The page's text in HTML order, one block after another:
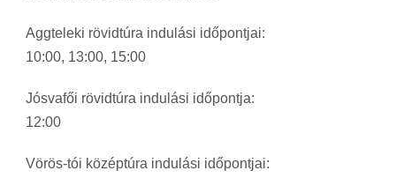
Aggteleki rövidtúra indulási időpontjai:
10:00, 13:00, 15:00
Jósvafői rövidtúra indulási időpontja:
12:00
Vörös-tói középtúra indulási időpontjai: